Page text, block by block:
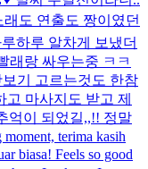
래도 연출도 짱이였던
하루 알차게 보냈더
래랑 싸우는중 ㅋㅋ
기 고르는것도 한참
마사지도 받고 제
억이 되었길,,!! 정말
terima kasih
biasa! Feels so good